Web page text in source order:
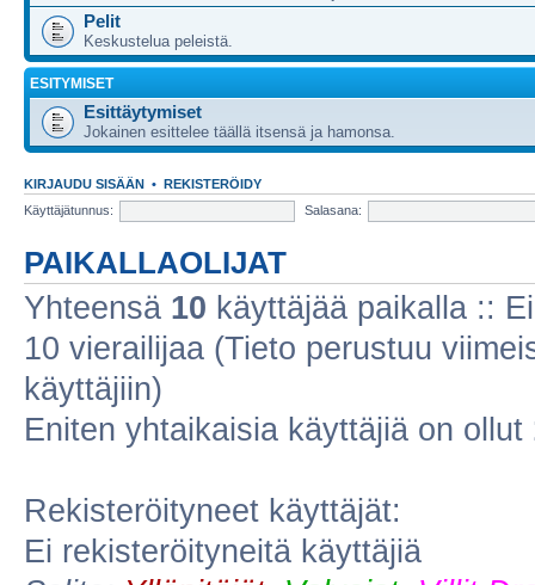
Pelit
Keskustelua peleistä.
ESITYMISET
Esittäytymiset
Jokainen esittelee täällä itsensä ja hamonsa.
KIRJAUDU SISÄÄN • REKISTERÖIDY
Käyttäjätunnus:
Salasana:
PAIKALLAOLIJAT
Yhteensä 10 käyttäjää paikalla ::
10 vierailijaa (Tieto perustuu
käyttäjiin)
Eniten yhtaikaisia käyttäjiä on ollut
Rekisteröityneet käyttäjät:
Ei rekisteröityneitä käyttäjiä